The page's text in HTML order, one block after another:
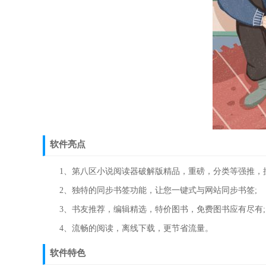
软件亮点
1、第八区小说阅读器破解版精品，重磅，分类等强推，
2、独特的同步书签功能，让您一键式与网站同步书签;
3、书友推荐，编辑精选，特价图书，免费图书应有尽有;
4、流畅的阅读，离线下载，更节省流量。
软件特色